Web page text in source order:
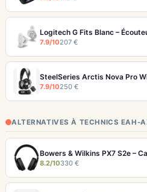
7.9/10207 €
7.9/10250 €
ALTERNATIVES À TECHNICS EAH-
8.2/10330 €